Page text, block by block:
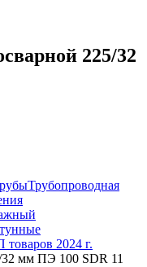
225/32
Трубопроводная
2024 г.
32 мм ПЭ 100 SDR 11